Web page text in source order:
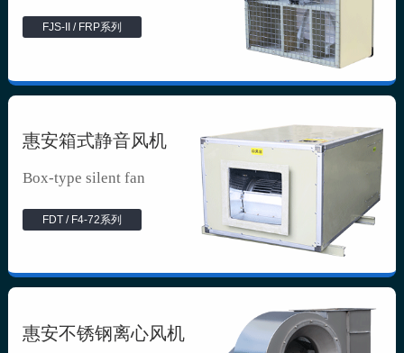
FJS-II / FRP系列
惠安箱式静音风机
Box-type silent fan
FDT / F4-72系列
惠安不锈钢离心风机